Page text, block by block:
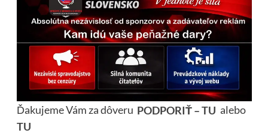
Ďakujeme Vám za dôveru PODPORIŤ – TU alebo
TU